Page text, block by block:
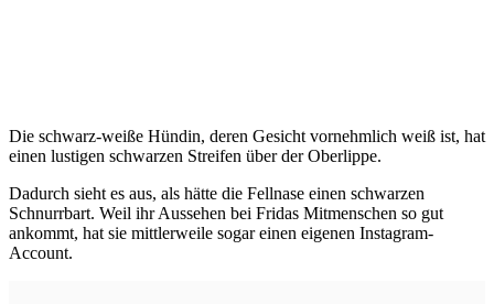
Die schwarz-weiße Hündin, deren Gesicht vornehmlich weiß ist, hat
einen lustigen schwarzen Streifen über der Oberlippe.
Dadurch sieht es aus, als hätte die Fellnase einen schwarzen
Schnurrbart. Weil ihr Aussehen bei Fridas Mitmenschen so gut
ankommt, hat sie mittlerweile sogar einen eigenen Instagram-
Account.